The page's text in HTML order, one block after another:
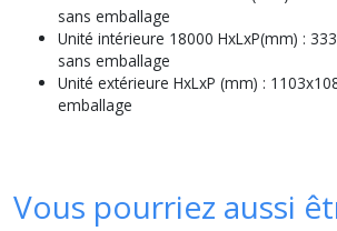
sans emballage
Unité intérieure 18000 HxLxP(mm) :
sans emballage
Unité extérieure HxLxP (mm) :
emballage
Vous pourriez aussi